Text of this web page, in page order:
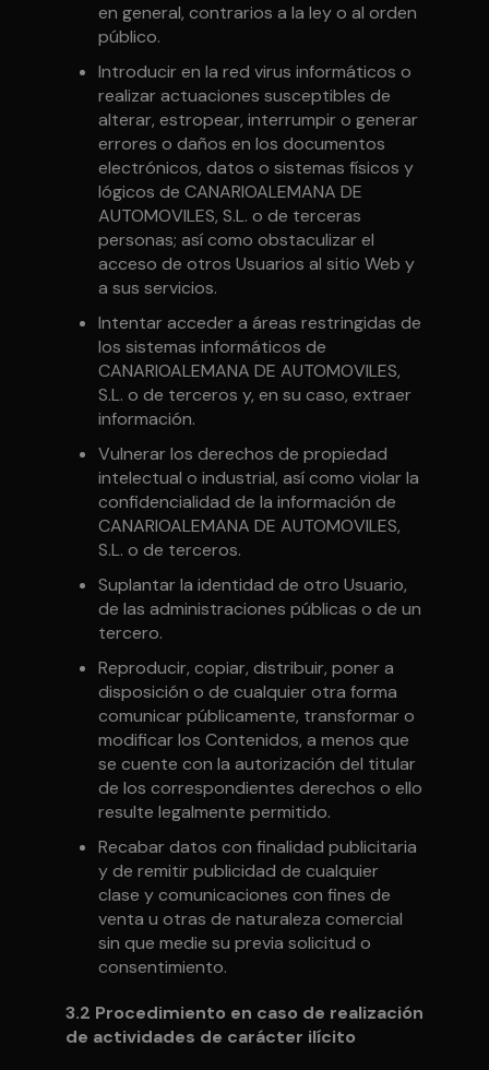
en general, contrarios a la ley o al orden
público.
Introducir en la red virus informáticos o
realizar actuaciones susceptibles de
alterar, estropear, interrumpir o generar
errores o daños en los documentos
electrónicos, datos o sistemas físicos y
lógicos de CANARIOALEMANA DE
AUTOMOVILES, S.L. o de terceras
personas; así como obstaculizar el
acceso de otros Usuarios al sitio Web y
a sus servicios.
Intentar acceder a áreas restringidas de
los sistemas informáticos de
CANARIOALEMANA DE AUTOMOVILES,
S.L. o de terceros y, en su caso, extraer
información.
Vulnerar los derechos de propiedad
intelectual o industrial, así como violar la
confidencialidad de la información de
CANARIOALEMANA DE AUTOMOVILES,
S.L. o de terceros.
Suplantar la identidad de otro Usuario,
de las administraciones públicas o de un
tercero.
Reproducir, copiar, distribuir, poner a
disposición o de cualquier otra forma
comunicar públicamente, transformar o
modificar los Contenidos, a menos que
se cuente con la autorización del titular
de los correspondientes derechos o ello
resulte legalmente permitido.
Recabar datos con finalidad publicitaria
y de remitir publicidad de cualquier
clase y comunicaciones con fines de
venta u otras de naturaleza comercial
sin que medie su previa solicitud o
consentimiento.
3.2 Procedimiento en caso de realización
de actividades de carácter ilícito